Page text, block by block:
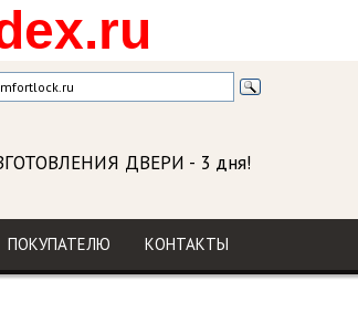
ДВЕРИ - 3 дня!
ПОКУПАТЕЛЮ КОНТАКТЫ